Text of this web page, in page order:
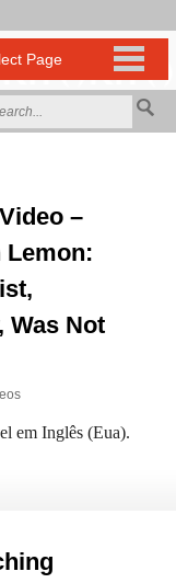
–
Lemon:
Was Not
em Inglês (Eua).